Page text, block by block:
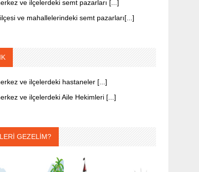
ve ilçelerdeki semt pazarları [...]
ve mahallelerindeki semt pazarları[...]
ve ilçelerdeki hastaneler [...]
ve ilçelerdeki Aile Hekimleri [...]
GEZELİM?